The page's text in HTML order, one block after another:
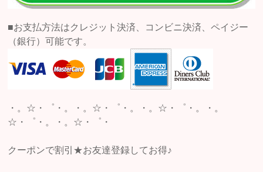
■お支払方法はクレジット決済、コンビニ決済、ペイジー
（銀行）可能です。
・。☆・゜・。・。☆・゜・。・。☆・゜・。・。
☆・゜・。・。☆・゜・
クーポンで割引★お友達登録してお得♪